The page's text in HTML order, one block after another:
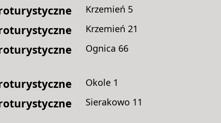
Krzemień 5
Krzemień 21
Ognica 66
Okole 1
Sierakowo 11